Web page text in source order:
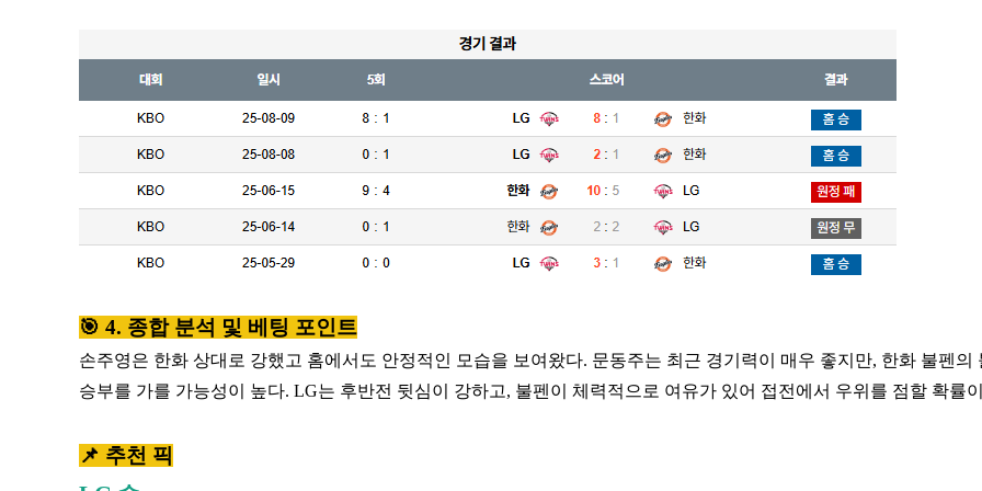
🎯 4. 종합 분석 및 베팅 포인트
손주영은 한화 상대로 강했고 홈에서도 안정적인 모습을 보여왔다. 문동주는 최근 경기력이 매우 좋지만, 한화 불펜의
승부를 가를 가능성이 높다. LG는 후반전 뒷심이 강하고, 불펜이 체력적으로 여유가 있어 접전에서 우위를 점할 확률
📌 추천 픽